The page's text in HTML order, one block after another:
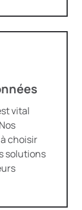
vital
choisir
solutions